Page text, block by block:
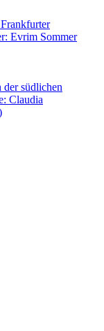
Evrim Sommer
südlichen
Claudia